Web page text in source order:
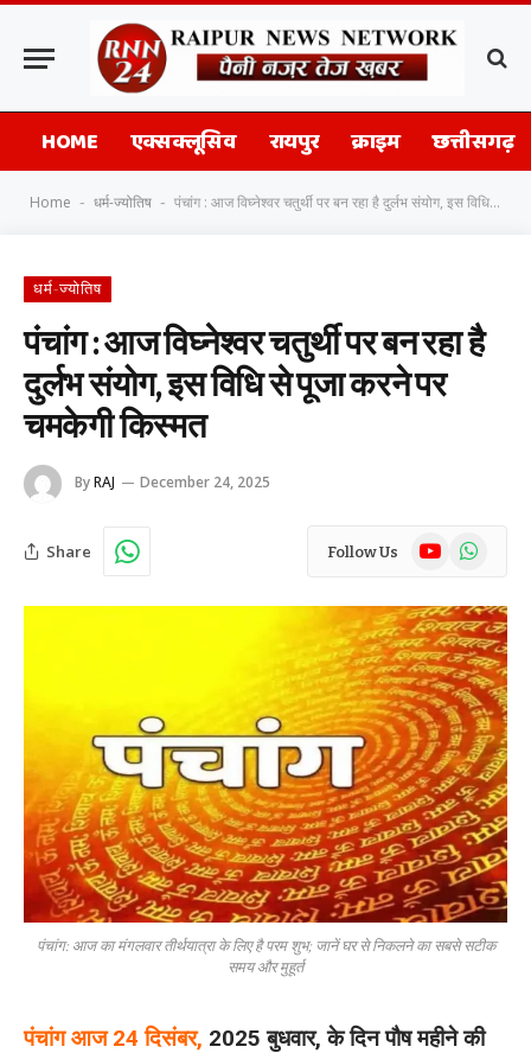
HOME एक्सक्लूसिव रायपुर क्राइम छत्तीसगढ़
Home - धर्म-ज्योतिष - पंचांग : आज विघ्नेश्वर चतुर्थी पर बन रहा है दुर्लभ संयोग, इस विधि से पूजा करने पर चमकेगी किस्मत
धर्म-ज्योतिष
पंचांग : आज विघ्नेश्वर चतुर्थी पर बन रहा है
दुर्लभ संयोग, इस विधि से पूजा करने पर
चमकेगी किस्मत
ByRAJ December 24, 2025
Share Follow Us YouTubeWhatsApp
पंचांग: आज का मंगलवार तीर्थयात्रा के लिए है परम शुभ; जानें घर से निकलने का सबसे सटीक
समय और मुहूर्त
पंचांग आज 24 दिसंबर, 2025 बुधवार, के दिन पौष महीने की